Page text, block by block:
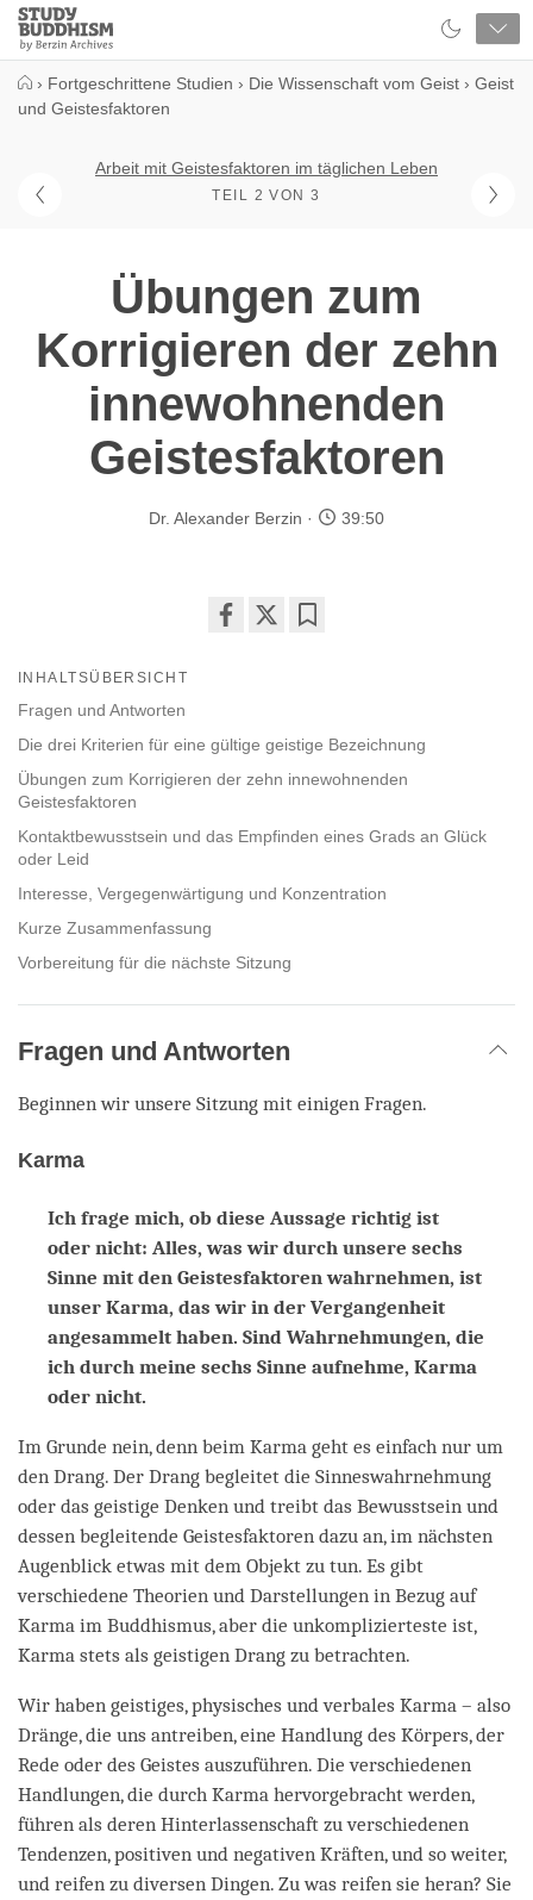
Close
Study
Buddhism
› Fortgeschrittene Studien › Die Wissenschaft vom Geist › Geist
und Geistesfaktoren
Arbeit mit Geistesfaktoren im täglichen Leben
TEIL 2 VON 3
Übungen zum
Korrigieren der zehn
innewohnenden
Geistesfaktoren
Dr. Alexander Berzin 39:50
INHALTSÜBERSICHT
Fragen und Antworten
Die drei Kriterien für eine gültige geistige Bezeichnung
Übungen zum Korrigieren der zehn innewohnenden
Geistesfaktoren
Kontaktbewusstsein und das Empfinden eines Grads an Glück
oder Leid
Interesse, Vergegenwärtigung und Konzentration
Kurze Zusammenfassung
Vorbereitung für die nächste Sitzung
Fragen und Antworten
Beginnen wir unsere Sitzung mit einigen Fragen.
Karma
Ich frage mich, ob diese Aussage richtig ist
oder nicht: Alles, was wir durch unsere sechs
Sinne mit den Geistesfaktoren wahrnehmen, ist
unser Karma, das wir in der Vergangenheit
angesammelt haben. Sind Wahrnehmungen, die
ich durch meine sechs Sinne aufnehme, Karma
oder nicht.
Im Grunde nein, denn beim Karma geht es einfach nur um
den Drang. Der Drang begleitet die Sinneswahrnehmung
oder das geistige Denken und treibt das Bewusstsein und
dessen begleitende Geistesfaktoren dazu an, im nächsten
Augenblick etwas mit dem Objekt zu tun. Es gibt
verschiedene Theorien und Darstellungen in Bezug auf
Karma im Buddhismus, aber die unkomplizierteste ist,
Karma stets als geistigen Drang zu betrachten.
Wir haben geistiges, physisches und verbales Karma – also
Dränge, die uns antreiben, eine Handlung des Körpers, der
Rede oder des Geistes auszuführen. Die verschiedenen
Handlungen, die durch Karma hervorgebracht werden,
führen als deren Hinterlassenschaft zu verschiedenen
Tendenzen, positiven und negativen Kräften, und so weiter,
und reifen zu diversen Dingen. Zu was reifen sie heran? Sie